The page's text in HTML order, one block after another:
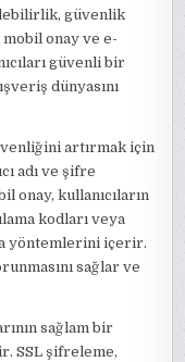
güvenlik
onay ve e-
güvenli bir
dünyasını
artırmak için
adı ve şifre
onay, kullanıcıların
kodları veya
yöntemlerini içerir.
sağlar ve
sağlam bir
SSL şifreleme,